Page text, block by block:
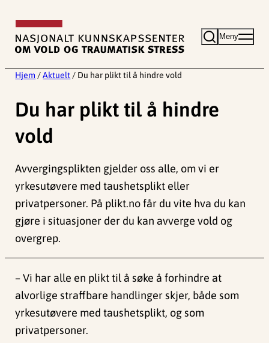
innhold
Meny
Hjem / Aktuelt / Du har plikt til å hindre vold
Du har plikt til å hindre
vold
Avvergingsplikten gjelder oss alle, om vi er
yrkesutøvere med taushetsplikt eller
privatpersoner. På plikt.no får du vite hva du kan
gjøre i situasjoner der du kan avverge vold og
overgrep.
– Vi har alle en plikt til å søke å forhindre at
alvorlige straffbare handlinger skjer, både som
yrkesutøvere med taushetsplikt, og som
privatpersoner.